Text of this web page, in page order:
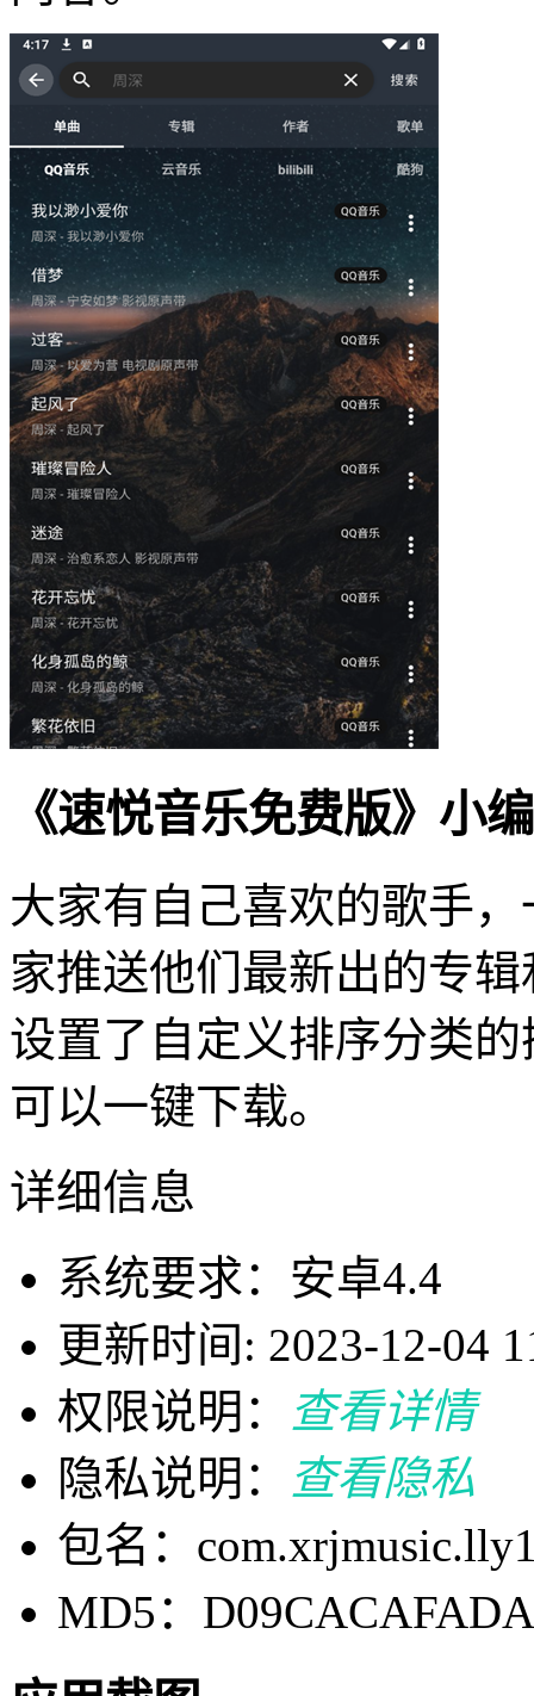
《速悦音乐免费版》小
大家有自己喜欢的歌手
家推送他们最新出的专
设置了自定义排序分类
可以一键下载。
详细信息
系统要求：安卓4.4
更新时间: 2023-12-04
权限说明：
查看详情
隐私说明：
查看隐私
包名：
MD5：